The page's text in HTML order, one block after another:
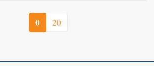
0 20